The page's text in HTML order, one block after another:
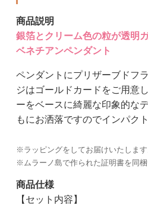
商品説明
銀箔とクリーム色の粒が透明
ベネチアンペンダント
ペンダントにプリザーブドフ
ジはゴールドカードをご用意
ーをベースに綺麗な印象的な
もにお洒落ですのでインパク
※ラッピングをしてお届けいたします
※ムラーノ島で作られた証明書を同梱
商品仕様
【セット内容】